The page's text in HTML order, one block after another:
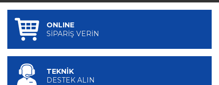
ONLINE
SİPARİŞ VERİN
TEKNİK
DESTEK ALIN